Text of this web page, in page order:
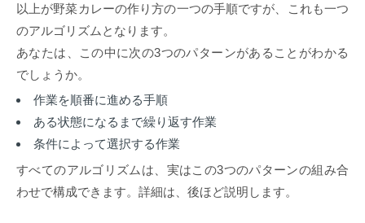
以上が野菜カレーの作り方の一つの手順ですが、これも一つ
のアルゴリズムとなります。
あなたは、この中に次の3つのパターンがあることがわかる
でしょうか。
作業を順番に進める手順
ある状態になるまで繰り返す作業
条件によって選択する作業
すべてのアルゴリズムは、実はこの3つのパターンの組み合
わせで構成できます。詳細は、後ほど説明します。